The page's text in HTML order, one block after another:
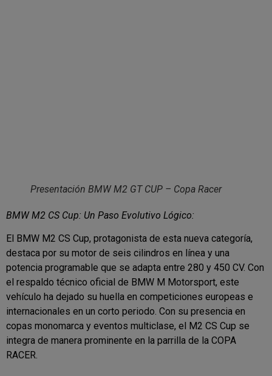
Presentación BMW M2 GT CUP – Copa Racer
BMW M2 CS Cup: Un Paso Evolutivo Lógico:
El BMW M2 CS Cup, protagonista de esta nueva categoría,
destaca por su motor de seis cilindros en línea y una
potencia programable que se adapta entre 280 y 450 CV. Con
el respaldo técnico oficial de BMW M Motorsport, este
vehículo ha dejado su huella en competiciones europeas e
internacionales en un corto periodo. Con su presencia en
copas monomarca y eventos multiclase, el M2 CS Cup se
integra de manera prominente en la parrilla de la COPA
RACER.